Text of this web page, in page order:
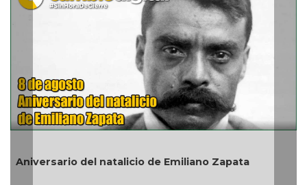
En marcha trabajos de rehabilitación en avenida
de Noviembre; habrá reducción a un carril